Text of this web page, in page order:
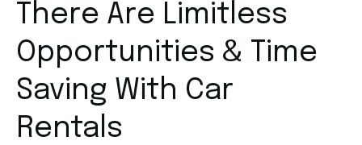
There Are Limitless
Opportunities & Time
Saving With Car
Rentals